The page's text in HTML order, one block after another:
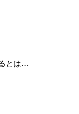
とは…